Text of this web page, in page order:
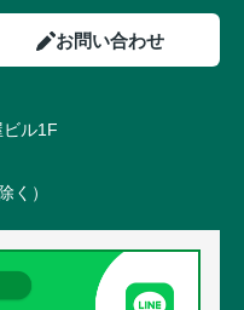
お問い合わせ
ル1F
く）